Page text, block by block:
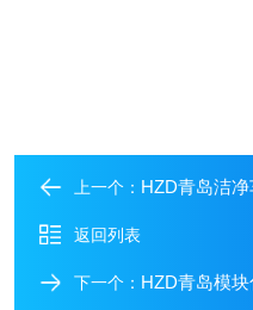
上一个： HZD青岛洁
返回列表
下一个： HZD青岛模